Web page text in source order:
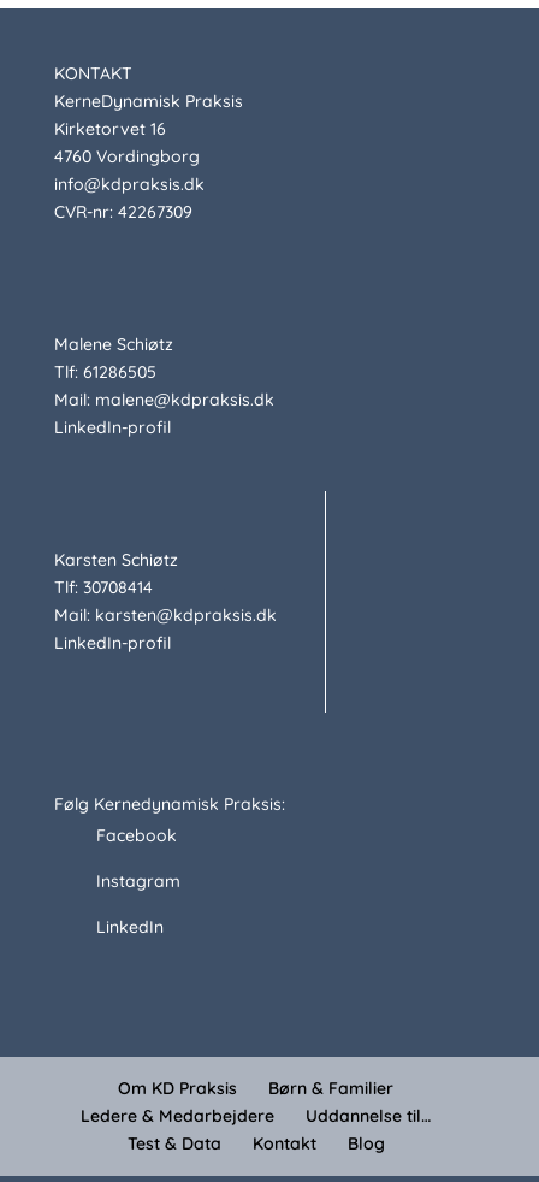
KONTAKT
KerneDynamisk Praksis
Kirketorvet 16
4760 Vordingborg
info@kdpraksis.dk
CVR-nr: 42267309
Malene Schiøtz
Tlf: 61286505
Mail: malene@kdpraksis.dk
LinkedIn-profil
Karsten Schiøtz
Tlf: 30708414
Mail: karsten@kdpraksis.dk
LinkedIn-profil
Følg Kernedynamisk Praksis:
Facebook
Instagram
LinkedIn
Om KD Praksis
Børn & Familier
Ledere & Medarbejdere
Uddannelse til…
Test & Data
Kontakt Blog